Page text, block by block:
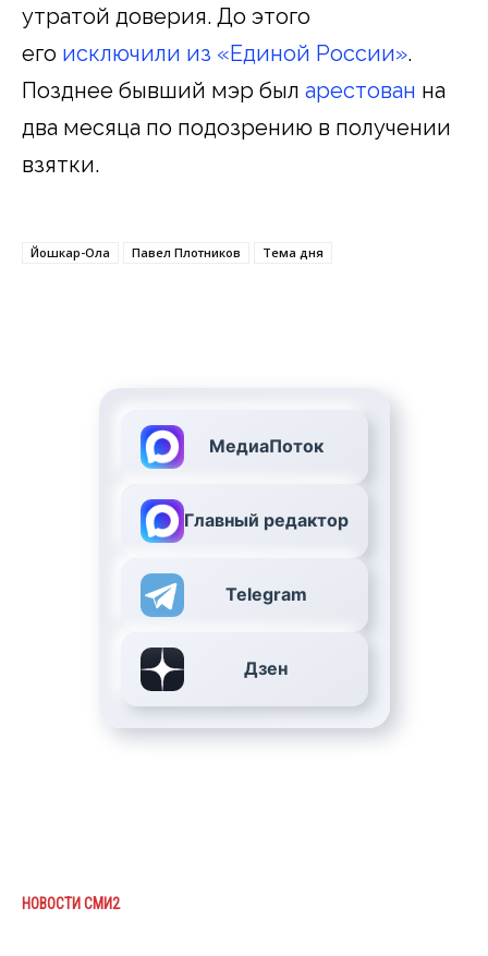
утратой доверия. До этого
его исключили из «Единой России».
Позднее бывший мэр был арестован на
два месяца по подозрению в получении
взятки.
Йошкар-Ола Павел Плотников Тема дня
МедиаПоток
Главный редактор
Telegram
Дзен
НОВОСТИ СМИ2